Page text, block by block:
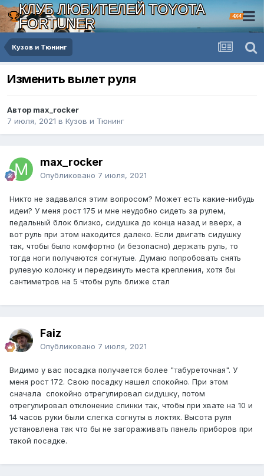
КЛУБ ЛЮБИТЕЛЕЙ TOYOTA
FORTUNER
4X4
Кузов и Тюнинг
Изменить вылет руля
Автор max_rocker
7 июля, 2021 в Кузов и Тюнинг
max_rocker
Опубликовано 7 июля, 2021
Никто не задавался этим вопросом? Может есть какие-нибудь
идеи? У меня рост 175 и мне неудобно сидеть за рулем,
педальный блок близко, сидушка до конца назад и вверх, а
вот руль при этом находится далеко. Если двигать сидушку
так, чтобы было комфортно (и безопасно) держать руль, то
тогда ноги получаются согнутые. Думаю попробовать снять
рулевую колонку и передвинуть места крепления, хотя бы
сантиметров на 5 чтобы руль ближе стал
Faiz
Опубликовано 7 июля, 2021
Видимо у вас посадка получается более "табуреточная". У
меня рост 172. Свою посадку нашел спокойно. При этом
сначала спокойно отрегулировал сидушку, потом
отрегулировал отклонение спинки так, чтобы при хвате на 10 и
14 часов руки были слегка согнуты в локтях. Высота руля
установлена так что бы не загораживать панель приборов при
такой посадке.